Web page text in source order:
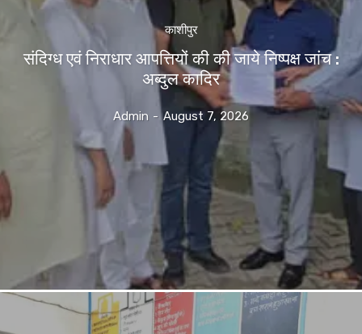
काशीपुर
संदिग्ध एवं निराधार आपत्तियों की की जाये निष्पक्ष जांच :
अब्दुल कादिर
Admin - August 7, 2026